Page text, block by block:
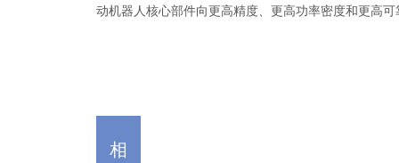
动机器人核心部件向更高精度、更高功率密度和更高可
相